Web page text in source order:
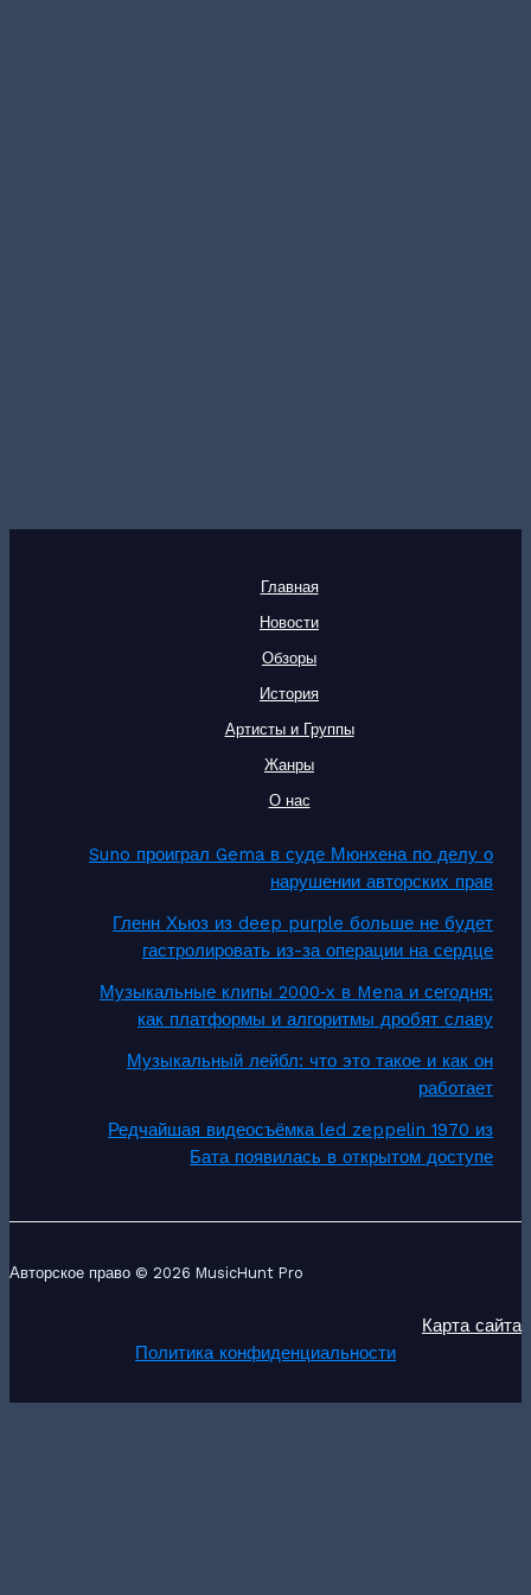
Главная
Новости
Обзоры
История
Артисты и Группы
Жанры
О нас
Suno проиграл Gema в суде Мюнхена по делу о
нарушении авторских прав
Гленн Хьюз из deep purple больше не будет
гастролировать из-за операции на сердце
Музыкальные клипы 2000‑х в Mena и сегодня:
как платформы и алгоритмы дробят славу
Музыкальный лейбл: что это такое и как он
работает
Редчайшая видеосъёмка led zeppelin 1970 из
Бата появилась в открытом доступе
Авторское право © 2026 MusicHunt Pro
Карта сайта
Политика конфиденциальности